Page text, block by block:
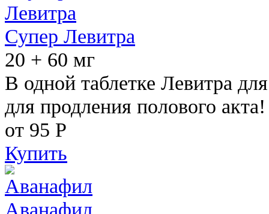
Супер Левитра
20 + 60 мг
В одной таблетке Левитра
для продления полового акта!
от 95 Р
Купить
Аванафил